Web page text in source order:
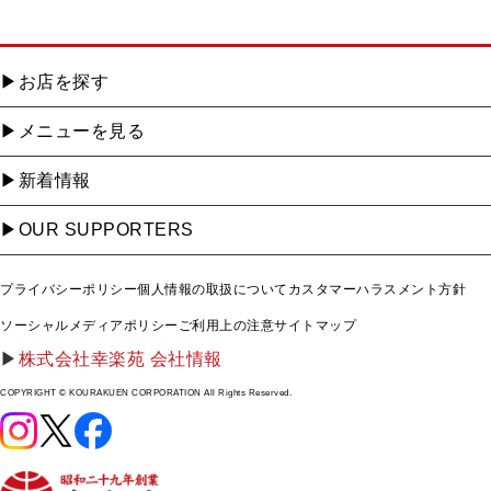
お店を探す
メニューを見る
新着情報
OUR SUPPORTERS
プライバシーポリシー個人情報の取扱について カスタマーハラスメント方針
ソーシャルメディアポリシー ご利用上の注意サイトマップ
株式会社幸楽苑 会社情報
COPYRIGHT © KOURAKUEN CORPORATION All Rights Reserved.